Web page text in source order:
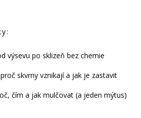
výsevu po sklizeň bez chemie
skvrny vznikají a jak je zastavit
čím a jak mulčovat (a jeden mýtus)